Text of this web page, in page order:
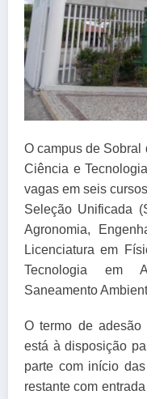
O campus de Sobral
Ciência e
vagas em seis
Seleção Unificada
Agronomia,
Licenciatura em
Tecnologia em
Saneamento
O termo de
está à disposição
parte com início
restante com